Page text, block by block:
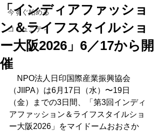
今すぐ始める
コミュニティ
「インディアファッショ
ン＆ライフスタイルショ
ー大阪2026」6／17から開
催
NPO法人日印国際産業振興協会
（JIIPA）は6月17日（水）〜19日
（金）までの3日間、「第3回インディ
アファッション＆ライフスタイルショ
ー大阪2026」をマイドームおおさか